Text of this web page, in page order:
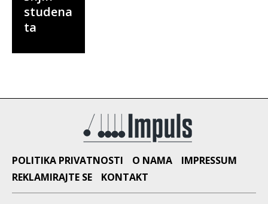
studena
ta
POLITIKA PRIVATNOSTI O NAMA
IMPRESSUM
REKLAMIRAJTE SE
KONTAKT